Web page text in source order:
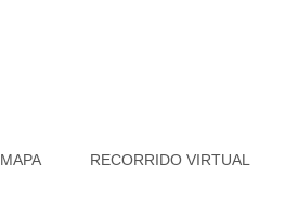
MAPA RECORRIDO VIRTUAL